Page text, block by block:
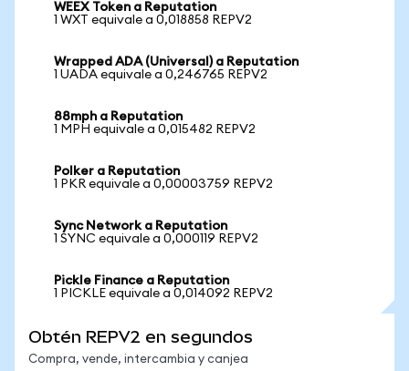
WEEX Token a Reputation
1 WXT equivale a 0,018858 REPV2
Wrapped ADA (Universal) a Reputation
1 UADA equivale a 0,246765 REPV2
88mph a Reputation
1 MPH equivale a 0,015482 REPV2
Polker a Reputation
1 PKR equivale a 0,00003759 REPV2
Sync Network a Reputation
1 SYNC equivale a 0,000119 REPV2
Pickle Finance a Reputation
1 PICKLE equivale a 0,014092 REPV2
Obtén REPV2 en segundos
Compra, vende, intercambia y canjea